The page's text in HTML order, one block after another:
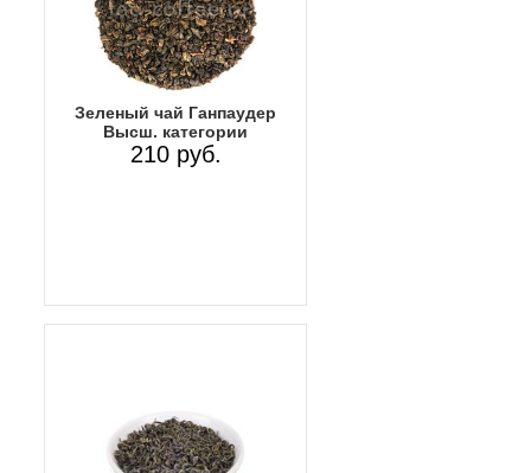
Зеленый чай Ганпаудер
Высш. категории
210 руб.